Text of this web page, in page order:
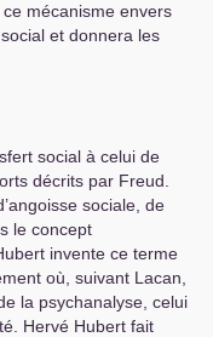
mécanisme envers
et donnera les
social à celui de
décrits par Freud.
sociale, de
le concept
invente ce terme
où, suivant Lacan,
la psychanalyse, celui
Hervé Hubert fait